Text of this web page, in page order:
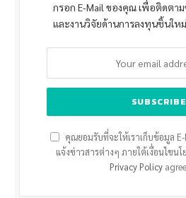
กรอก E-Mail ของคุณ เพื่อติดตา
และงานวิจัยด้านการลงทุนชิ้นให
คุณยอมรับที่จะให้เราเก็บข้อมูล
แจ้งข่าวสารต่างๆ ภายใต้เงื่อนไขน
Privacy Policy